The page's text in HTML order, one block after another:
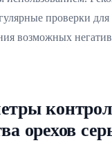
проверки для
возможных
орехов